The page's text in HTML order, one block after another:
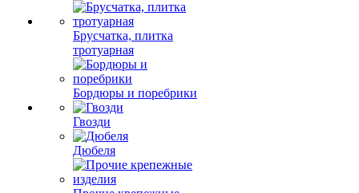
Брусчатка, плитка
тротуарная
Бордюры и поребрики
Гвозди
Дюбеля